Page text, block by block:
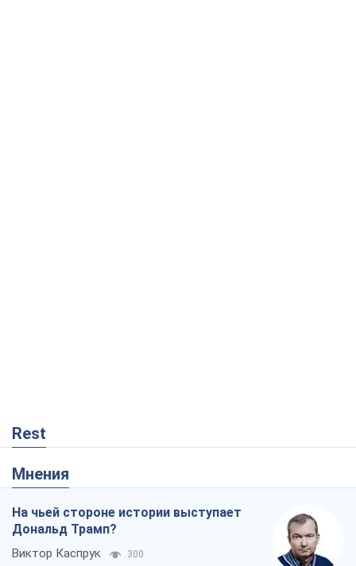
Rest
Мнения
На чьей стороне истории выступает
Дональд Трамп?
Виктор Каспрук 300